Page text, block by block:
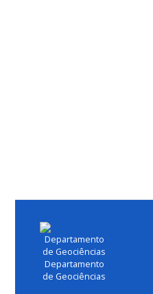
Departamento
de Geociências